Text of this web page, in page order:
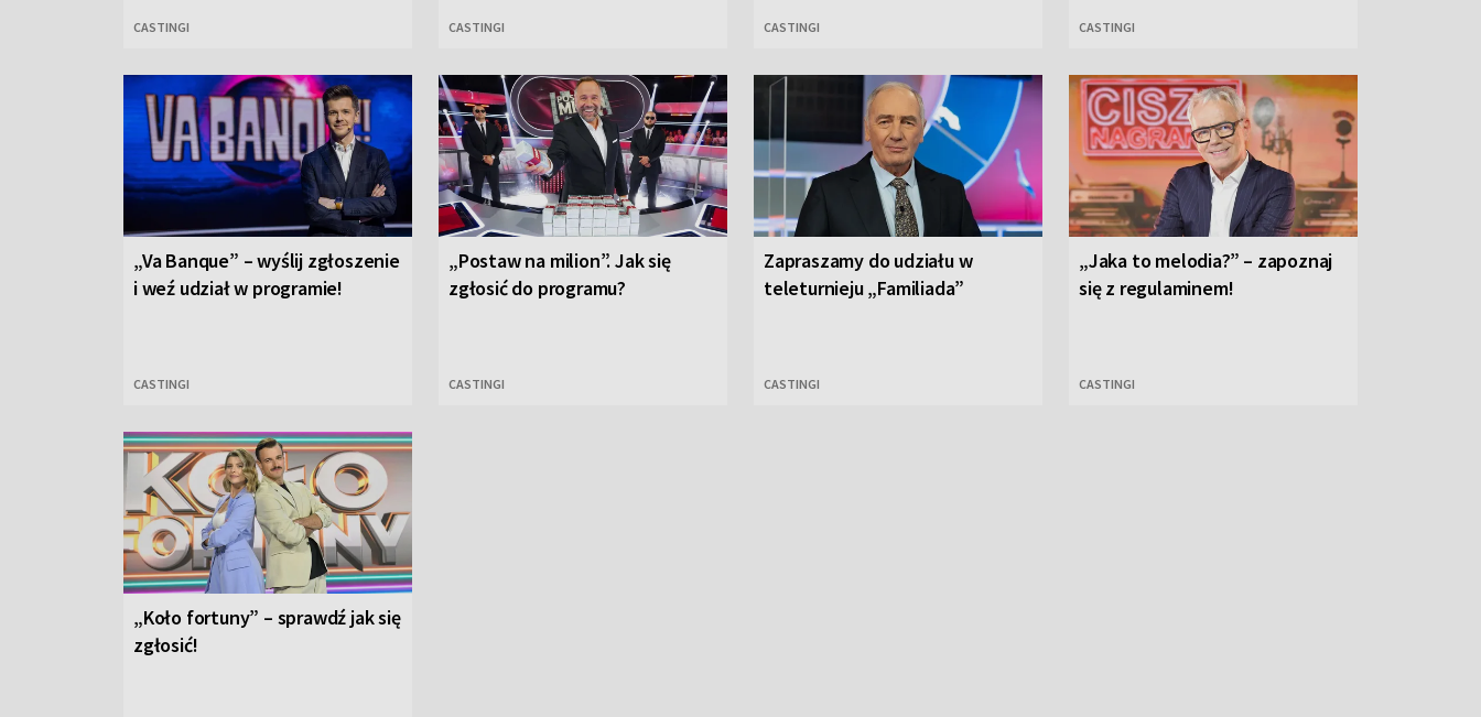
CASTINGI CASTINGI CASTINGI CASTINGI
„Va Banque” – wyślij zgłoszenie
i weź udział w programie!
CASTINGI
„Postaw na milion”. Jak się
zgłosić do programu?
CASTINGI
Zapraszamy do udziału w
teleturnieju „Familiada”
CASTINGI
„Jaka to melodia?” – zapoznaj
się z regulaminem!
CASTINGI
„Koło fortuny” – sprawdź jak się
zgłosić!